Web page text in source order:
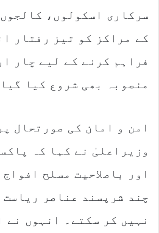
سرکاری اسکولوں،
کے مراکز کو تیز رفتار
فراہم کرنے کے لیے چار
منصوبہ بھی شروع کیا
امن و امان کی صورتحال
وزیراعلیٰ نے کہا کہ
اور باصلاحیت مسلح
چند شرپسند عناصر
نہیں کر سکتے۔ انہوں نے